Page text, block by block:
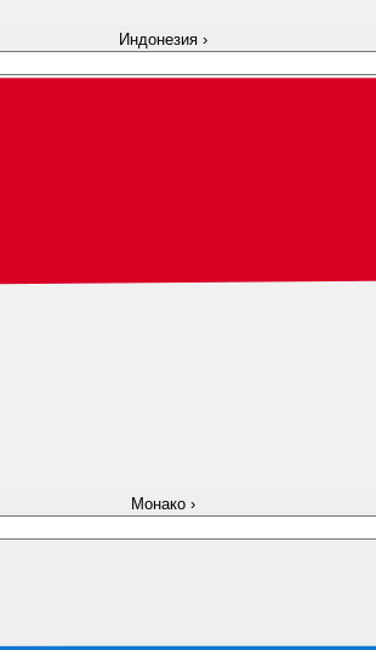
Индонезия ›
Монако ›